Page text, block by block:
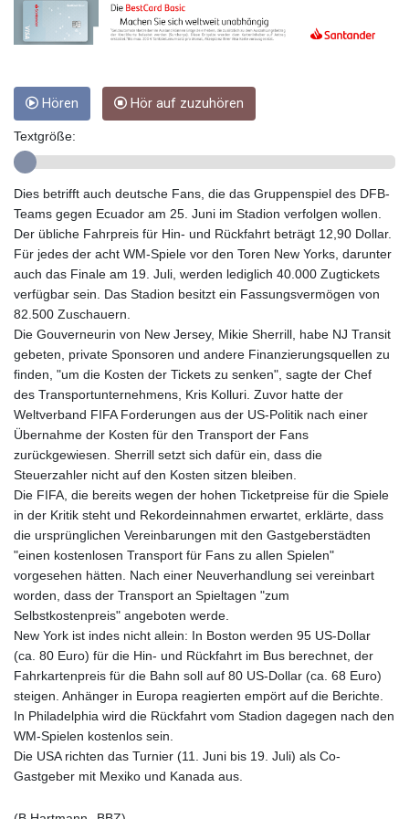
FJD 2.552644
GEL 3.016621
GGP 0.857003
GIP 0.857003
GMD 84.945873
GNF
10120.940719
GTQ 8.792342
GYD 241.087126
HKD 9.068233
HNL 30.886664
HTG 150.674455
HUF 363.218435
IDR
20574.407074
ILS 3.467228
IMP 0.857003
INR 110.044414
IQD
1509.543707
IRR
1589861.560911
ISK 142.614473
JEP 0.857003
JMD 183.004683
JOD 0.819461
JPY 182.465669
KES 148.856198
KGS 101.074744
KHR
4680.585188
KRW
1629.805632
Hören Hör auf zuzuhören
Textgröße:
Dies betrifft auch deutsche Fans, die das Gruppenspiel des DFB-
Teams gegen Ecuador am 25. Juni im Stadion verfolgen wollen.
Der übliche Fahrpreis für Hin- und Rückfahrt beträgt 12,90 Dollar.
Für jedes der acht WM-Spiele vor den Toren New Yorks, darunter
auch das Finale am 19. Juli, werden lediglich 40.000 Zugtickets
verfügbar sein. Das Stadion besitzt ein Fassungsvermögen von
82.500 Zuschauern.
Die Gouverneurin von New Jersey, Mikie Sherrill, habe NJ Transit
gebeten, private Sponsoren und andere Finanzierungsquellen zu
finden, "um die Kosten der Tickets zu senken", sagte der Chef
des Transportunternehmens, Kris Kolluri. Zuvor hatte der
Weltverband FIFA Forderungen aus der US-Politik nach einer
Übernahme der Kosten für den Transport der Fans
zurückgewiesen. Sherrill setzt sich dafür ein, dass die
Steuerzahler nicht auf den Kosten sitzen bleiben.
Die FIFA, die bereits wegen der hohen Ticketpreise für die Spiele
in der Kritik steht und Rekordeinnahmen erwartet, erklärte, dass
die ursprünglichen Vereinbarungen mit den Gastgeberstädten
"einen kostenlosen Transport für Fans zu allen Spielen"
vorgesehen hätten. Nach einer Neuverhandlung sei vereinbart
worden, dass der Transport an Spieltagen "zum
Selbstkostenpreis" angeboten werde.
New York ist indes nicht allein: In Boston werden 95 US-Dollar
(ca. 80 Euro) für die Hin- und Rückfahrt im Bus berechnet, der
Fahrkartenpreis für die Bahn soll auf 80 US-Dollar (ca. 68 Euro)
steigen. Anhänger in Europa reagierten empört auf die Berichte.
In Philadelphia wird die Rückfahrt vom Stadion dagegen nach den
WM-Spielen kostenlos sein.
Die USA richten das Turnier (11. Juni bis 19. Juli) als Co-
Gastgeber mit Mexiko und Kanada aus.